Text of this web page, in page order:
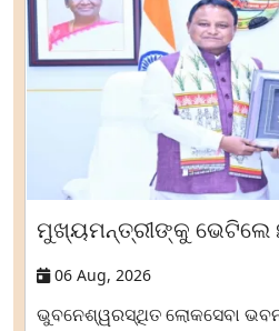
ମୁଖ୍ୟମନ୍ତ୍ରୀଙ୍କୁ ଭେଟିଲେ
06 Aug, 2026
ଭୁବନେଶ୍ୱରସ୍ଥିତ ଲୋକସେବା